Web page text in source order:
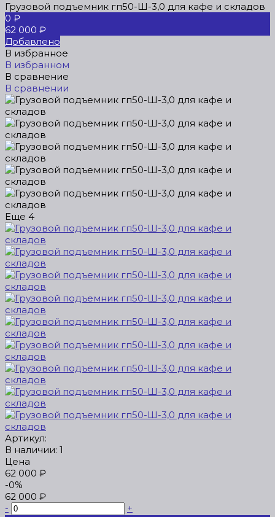
Грузовой подъемник гп50-Ш-3,0 для кафе и складов
0 ₽
62 000 ₽
Добавлено
В избранное
В избранном
В сравнение
В сравнении
Еще 4
Артикул:
В наличии: 1
Цена
62 000 ₽
-0%
62 000 ₽
-
+